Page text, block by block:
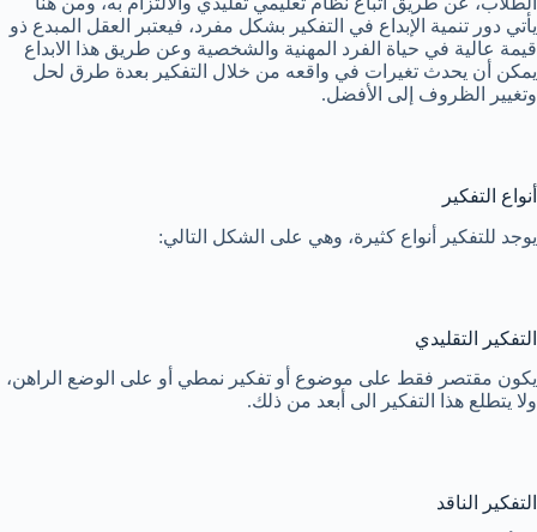
يأتي دور تنمية الإبداع في التفكير بشكل مفرد، فيعتبر العقل المبدع ذو
قيمة عالية في حياة الفرد المهنية والشخصية وعن طريق هذا الابداع
يمكن أن يحدث تغيرات في واقعه من خلال التفكير بعدة طرق لحل
وتغيير الظروف إلى الأفضل.
أنواع التفكير
يوجد للتفكير أنواع كثيرة، وهي على الشكل التالي:
التفكير التقليدي
يكون مقتصر فقط على موضوع أو تفكير نمطي أو على الوضع الراهن،
ولا يتطلع هذا التفكير الى أبعد من ذلك.
التفكير الناقد